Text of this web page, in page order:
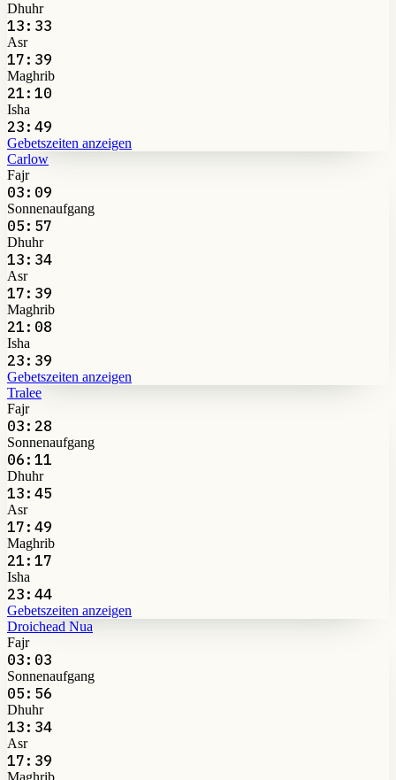
Dhuhr
13:33
Asr
17:39
Maghrib
21:10
Isha
23:49
Gebetszeiten anzeigen
Carlow
Fajr
03:09
Sonnenaufgang
05:57
Dhuhr
13:34
Asr
17:39
Maghrib
21:08
Isha
23:39
Gebetszeiten anzeigen
Tralee
Fajr
03:28
Sonnenaufgang
06:11
Dhuhr
13:45
Asr
17:49
Maghrib
21:17
Isha
23:44
Gebetszeiten anzeigen
Droichead Nua
Fajr
03:03
Sonnenaufgang
05:56
Dhuhr
13:34
Asr
17:39
Maghrib